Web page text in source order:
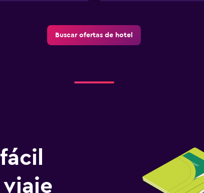
Buscar ofertas de hotel